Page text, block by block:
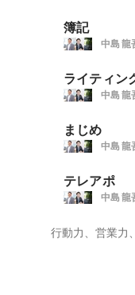
簿記
中島 龍
ライティン
中島 龍
まじめ
中島 龍
テレアポ
中島 龍
行動力、営業力